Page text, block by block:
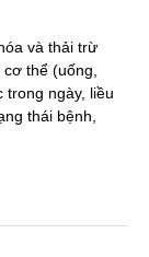
và thải trừ
thể (uống,
trong ngày, liều
thái bệnh,